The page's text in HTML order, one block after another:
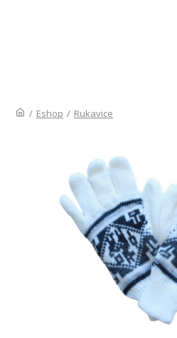
/ Eshop / Rukavice